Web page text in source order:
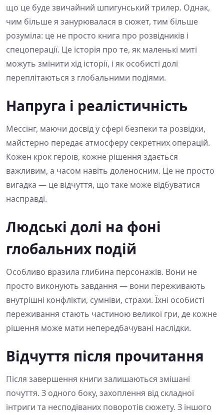
що це буде звичайний шпигунський трилер. Однак,
чим більше я занурювалася в сюжет, тим більше
розуміла: це не просто книга про розвідників і
спецоперації. Це історія про те, як маленькі миті
можуть змінити хід історії, і як особисті долі
переплітаються з глобальними подіями.
Напруга і реалістичність
Мессінг, маючи досвід у сфері безпеки та розвідки,
майстерно передає атмосферу секретних операцій.
Кожен крок героїв, кожне рішення здається
важливим, а часом навіть доленосним. Це не просто
вигадка — це відчуття, що таке може відбуватися
насправді.
Людські долі на фоні
глобальних подій
Особливо вразила глибина персонажів. Вони не
просто виконують завдання — вони переживають
внутрішні конфлікти, сумніви, страхи. Їхні особисті
переживання стають частиною великої гри, де кожне
рішення може мати непередбачувані наслідки.
Відчуття після прочитання
Після завершення книги залишаються змішані
почуття. З одного боку, захоплення від складної
інтриги та несподіваних поворотів сюжету. З іншого